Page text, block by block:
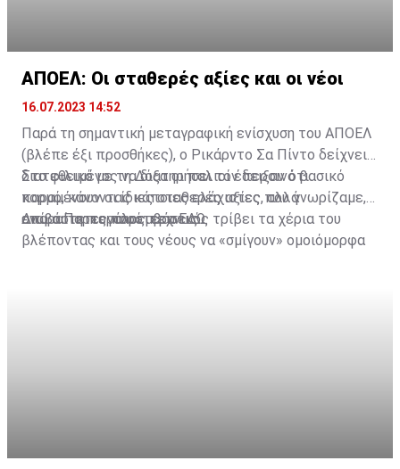
ΑΠΟΕΛ: Οι σταθερές αξίες και οι νέοι
16.07.2023 14:52
Παρά τη σημαντική μεταγραφική ενίσχυση του ΑΠΟΕΛ
(βλέπε έξι προσθήκες), ο Ρικάρντο Σα Πίντο δείχνει
διατεθειμένος να διατηρήσει τον περσινό βασικό
κορμό, κάνοντας κάποιες ελάχιστες, αλλά
απαραίτητες παρεμβάσεις.
Στο φιλικό με τη Δόξα οι παλιοί έδειξαν ότι
παραμένουν οι ίδιες σταθερές αξίες που γνωρίζαμε,
ενώ ο Πορτογάλος τεχνικός τρίβει τα χέρια του
βλέποντας και τους νέους να «σμίγουν» ομοιόμορφα
Διαβάστε περισσότεραΕΔΩ.